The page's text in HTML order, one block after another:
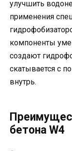
улучшить
применения
компоненты
создают
скатывается с
внутрь.
бетона W4